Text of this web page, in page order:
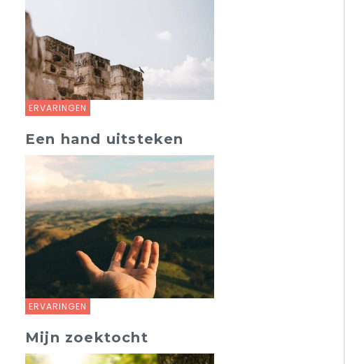
ERVARINGEN
ERVARINGEN
Een hand uitsteken
Mijn zoektocht